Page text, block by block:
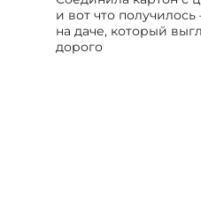
и вот что
на даче, который
дорого